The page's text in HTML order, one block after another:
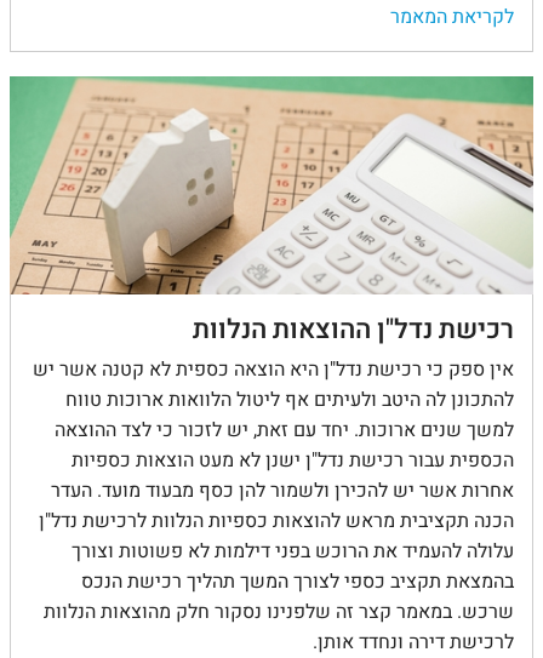
לקריאת המאמר
רכישת נדל"ן ההוצאות הנלוות
אין ספק כי רכישת נדל"ן היא הוצאה כספית לא קטנה אשר יש
להתכונן לה היטב ולעיתים אף ליטול הלוואות ארוכות טווח
למשך שנים ארוכות. יחד עם זאת, יש לזכור כי לצד ההוצאה
הכספית עבור רכישת נדל"ן ישנן לא מעט הוצאות כספיות
אחרות אשר יש להכירן ולשמור להן כסף מבעוד מועד. העדר
הכנה תקציבית מראש להוצאות כספיות הנלוות לרכישת נדל"ן
עלולה להעמיד את הרוכש בפני דילמות לא פשוטות וצורך
בהמצאת תקציב כספי לצורך המשך תהליך רכישת הנכס
שרכש. במאמר קצר זה שלפנינו נסקור חלק מהוצאות הנלוות
לרכישת דירה ונחדד אותן.